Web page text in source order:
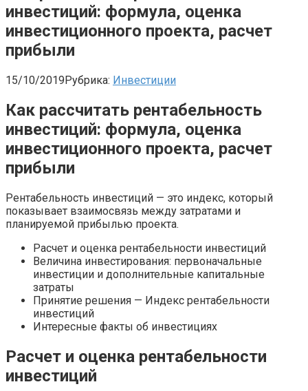
инвестиций: формула, оценка
инвестиционного проекта, расчет
прибыли
15/10/2019Рубрика: Инвестиции
Как рассчитать рентабельность
инвестиций: формула, оценка
инвестиционного проекта, расчет
прибыли
Рентабельность инвестиций — это индекс, который
показывает взаимосвязь между затратами и
планируемой прибылью проекта.
Расчет и оценка рентабельности инвестиций
Величина инвестирования: первоначальные
инвестиции и дополнительные капитальные
затраты
Принятие решения — Индекс рентабельности
инвестиций
Интересные факты об инвестициях
Расчет и оценка рентабельности
инвестиций